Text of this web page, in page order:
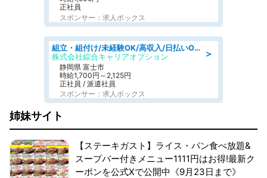
正社員
スポンサー：求人ボックス
＞
組立・組付け/未経験OK/高収入/日払いOK/交替制/20・30・40代活躍中
株式会社綜合キャリアオプション
静岡県 富士市
時給1,700円～2,125円
正社員 / 派遣社員
スポンサー：求人ボックス
姉妹サイト
【ステーキガスト】ライス・パン食べ放題&
スープバー付きメニュー1111円はお得!最新ク
ーポンを公式Xで公開中《9月23日まで》